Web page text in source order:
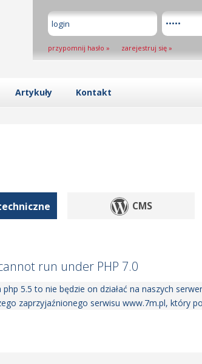
przypomnij hasło » zarejestruj się »
Artykuły Kontakt
CMS
run under PHP 7.0
5.5 to nie będzie on działać na naszych
zaprzyjaźnionego serwisu www.7m.pl, który